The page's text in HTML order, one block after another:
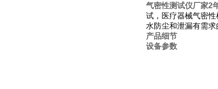
气密性测试仪厂家2
试，医疗器械气密
水防尘和泄漏有需
产品细节
设备参数